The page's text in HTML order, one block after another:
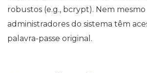
robustos (e.g., bcrypt). Nem mesmo
administradores do sistema têm
palavra-passe original.